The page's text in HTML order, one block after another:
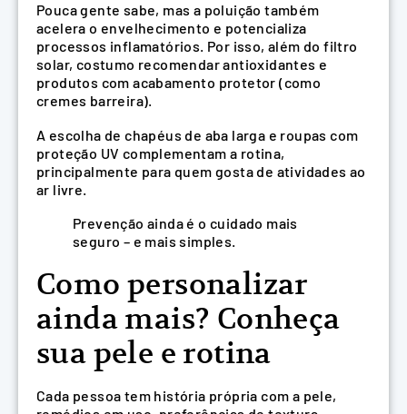
Pouca gente sabe, mas a poluição também
acelera o envelhecimento e potencializa
processos inflamatórios. Por isso, além do filtro
solar, costumo recomendar antioxidantes e
produtos com acabamento protetor (como
cremes barreira).
A escolha de chapéus de aba larga e roupas com
proteção UV complementam a rotina,
principalmente para quem gosta de atividades ao
ar livre.
Prevenção ainda é o cuidado mais
seguro – e mais simples.
Como personalizar
ainda mais? Conheça
sua pele e rotina
Cada pessoa tem história própria com a pele,